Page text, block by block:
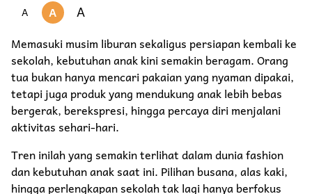
A A A
Memasuki musim liburan sekaligus persiapan kembali ke
sekolah, kebutuhan anak kini semakin beragam. Orang
tua bukan hanya mencari pakaian yang nyaman dipakai,
tetapi juga produk yang mendukung anak lebih bebas
bergerak, berekspresi, hingga percaya diri menjalani
aktivitas sehari-hari.
Tren inilah yang semakin terlihat dalam dunia fashion
dan kebutuhan anak saat ini. Pilihan busana, alas kaki,
hingga perlengkapan sekolah tak lagi hanya berfokus